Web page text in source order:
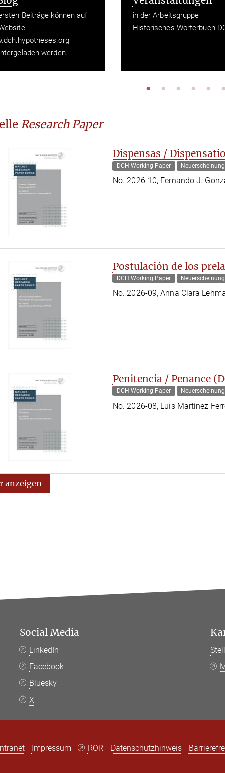
in der Arbeitsgruppe
Historisches Wörterbuch DCH
Max Planck Institute
History & Legal
Research Paper
Dispensas /
DCH Working Paper Neuerscheinung
No. 2026-10, Fernando J.
Postulación de los
DCH Working Paper Neuerscheinung
No. 2026-09, Anna Clara
Penitencia / Penance
DCH Working Paper Neuerscheinung
No. 2026-08, Luis Martínez
anzeigen
Social Media
LinkedIn
Facebook
Bluesky
X
Impressum ROR Datenschutzhinweis